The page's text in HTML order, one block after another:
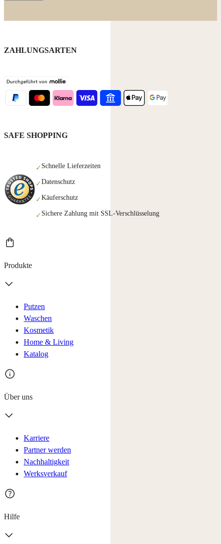
ZAHLUNGSARTEN
SAFE SHOPPING
✓ Schnelle Lieferzeiten
✓Datenschutz
✓Käuferschutz
✓ Sichere Zahlung mit SSL-Verschlüsselung
Produkte
Putzen
Waschen
Kosmetik
Home & Living
Katalog
Über uns
Karriere
Partner werden
Nachhaltigkeit
Werksverkauf
Hilfe